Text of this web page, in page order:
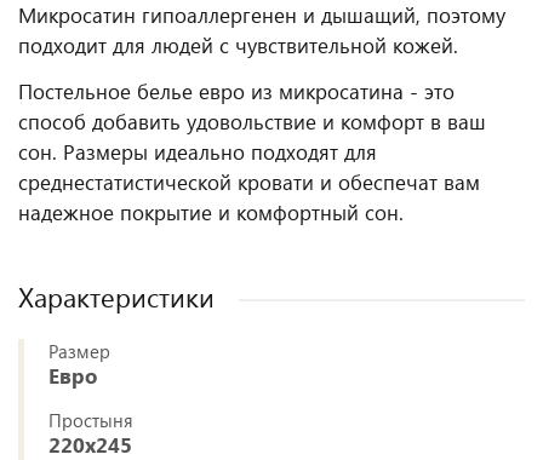
Микросатин гипоаллергенен и дышащий, поэтому
подходит для людей с чувствительной кожей.
Постельное белье евро из микросатина - это
способ добавить удовольствие и комфорт в ваш
сон. Размеры идеально подходят для
среднестатистической кровати и обеспечат вам
надежное покрытие и комфортный сон.
Характеристики
Размер
Евро
Простыня
220x245